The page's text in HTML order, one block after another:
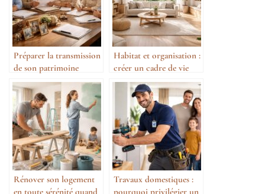
Préparer la transmission
de son patrimoine
Habitat et organisation :
créer un cadre de vie
équilibré
Rénover son logement
en toute sérénité quand
Travaux domestiques :
pourquoi privilégier un